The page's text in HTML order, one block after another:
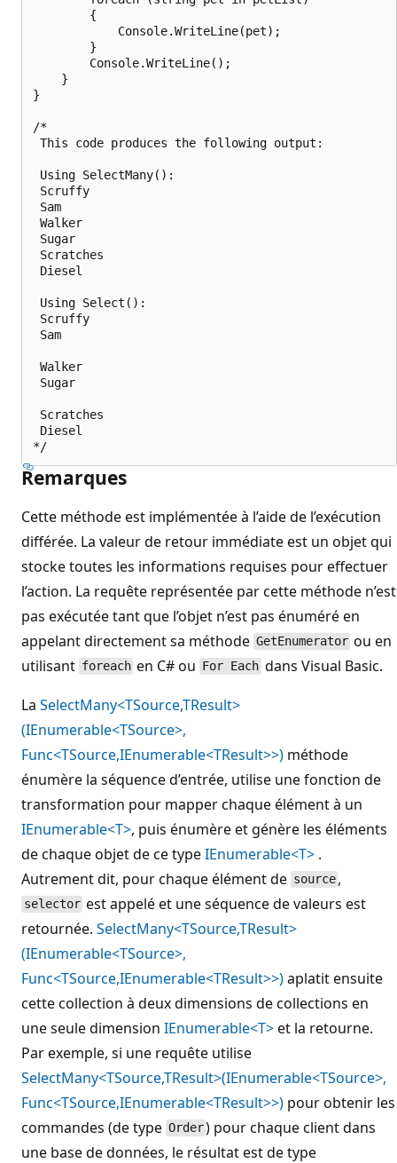
        {
            Console.WriteLine(pet);
        }
        Console.WriteLine();
    }
}
/*
This code produces the following output:
Using SelectMany():
Scruffy
Sam
Walker
Sugar
Scratches
Diesel
Using Select():
Scruffy
Sam
Walker
Sugar
Scratches
Diesel
Remarques
Cette méthode est implémentée à l’aide de l’exécution
différée. La valeur de retour immédiate est un objet qui
stocke toutes les informations requises pour effectuer
l’action. La requête représentée par cette méthode n’est
pas exécutée tant que l’objet n’est pas énuméré en
appelant directement sa méthode GetEnumerator ou en
utilisant foreach en C# ou For Each dans Visual Basic.
La SelectMany<TSource,TResult>
(IEnumerable<TSource>,
Func<TSource,IEnumerable<TResult>>) méthode
énumère la séquence d’entrée, utilise une fonction de
transformation pour mapper chaque élément à un
IEnumerable<T>, puis énumère et génère les éléments
de chaque objet de ce typeIEnumerable<T> .
Autrement dit, pour chaque élément de source ,
selector est appelé et une séquence de valeurs est
retournée. SelectMany<TSource,TResult>
(IEnumerable<TSource>,
Func<TSource,IEnumerable<TResult>>)aplatit ensuite
cette collection à deux dimensions de collections en
une seule dimension IEnumerable<T>et la retourne.
Par exemple, si une requête utilise
SelectMany<TSource,TResult>(IEnumerable<TSource>,
Func<TSource,IEnumerable<TResult>>) pour obtenir les
commandes (de type Order) pour chaque client dans
une base de données, le résultat est de type